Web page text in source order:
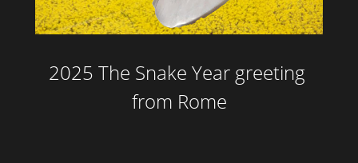
2025 The Snake Year greeting
from Rome